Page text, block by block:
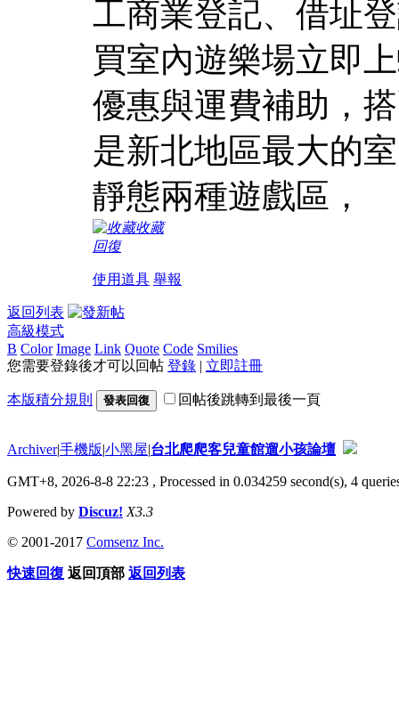
工商業登記、借址
買室內遊樂場立即
優惠與運費補助，
是新北地區最大的
靜態兩種遊戲區，
收藏
回復
使用道具 舉報
返回列表
高級模式
B Color Image Link Quote Code Smilies
您需要登錄後才可以回帖 登錄 | 立即註冊
本版積分規則 發表回復 回帖後跳轉到最後一頁
Archiver|手機版|小黑屋|台北爬爬客兒童館遛小孩論壇
GMT+8, 2026-8-8 22:23 , Processed in 0.034259 second(s), 4
Powered by Discuz! X3.3
© 2001-2017 Comsenz Inc.
快速回復 返回頂部 返回列表